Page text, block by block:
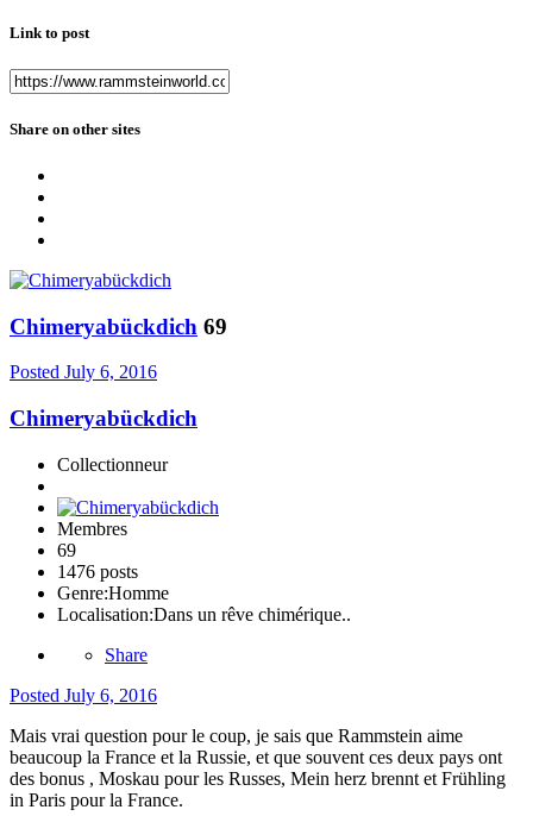
Link to post
Share on other sites
Chimeryabückdich 69
Posted July 6, 2016
Chimeryabückdich
Collectionneur
Membres
69
1476 posts
Genre:Homme
Localisation:Dans un rêve chimérique..
Share
Posted July 6, 2016
Mais vrai question pour le coup, je sais que Rammstein aime
beaucoup la France et la Russie, et que souvent ces deux pays ont
des bonus , Moskau pour les Russes, Mein herz brennt et Frühling
in Paris pour la France.